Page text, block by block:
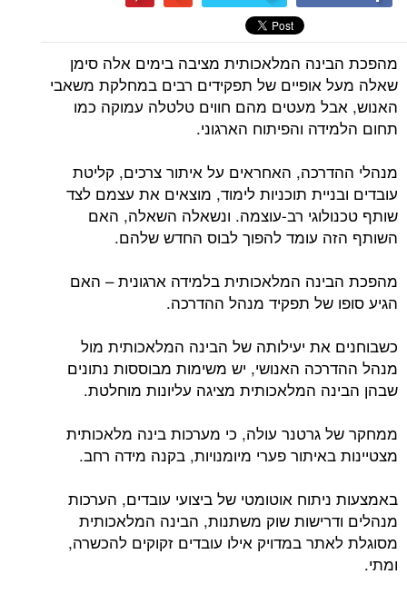
מהפכת הבינה המלאכותית מציבה בימים אלה סימן
שאלה מעל אופיים של תפקידים רבים במחלקת משאבי
האנוש, אבל מעטים מהם חווים טלטלה עמוקה כמו
תחום הלמידה והפיתוח הארגוני.
מנהלי ההדרכה, האחראים על איתור צרכים, קליטת
עובדים ובניית תוכניות לימוד, מוצאים את עצמם לצד
שותף טכנולוגי רב-עוצמה. ונשאלה השאלה, האם
השותף הזה עומד להפוך לבוס החדש שלהם.
מהפכת הבינה המלאכותית בלמידה ארגונית – האם
הגיע סופו של תפקיד מנהל ההדרכה.
כשבוחנים את יעילותה של הבינה המלאכותית מול
מנהל ההדרכה האנושי, יש משימות מבוססות נתונים
שבהן הבינה המלאכותית מציגה עליונות מוחלטת.
ממחקר של גרטנר עולה, כי מערכות בינה מלאכותית
מצטיינות באיתור פערי מיומנויות, בקנה מידה רחב.
באמצעות ניתוח אוטומטי של ביצועי עובדים, הערכות
מנהלים ודרישות שוק משתנות, הבינה המלאכותית
מסוגלת לאתר במדויק אילו עובדים זקוקים להכשרה,
ומתי.